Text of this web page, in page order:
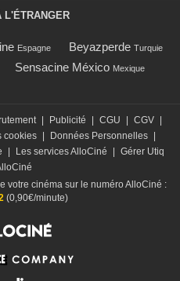
L'ÉTRANGER
Espagne Beyazperde Turquie
Sensacine México Mexique
Publicité CGU CGV
cookies Données Personnelles
Les services AlloCiné
Gérer Utiq
votre cinéma sur le numéro AlloCiné :
(0,90€/minute)